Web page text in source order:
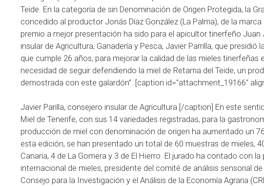
Teide. En la categoría de sin Denominación de Origen Protegida, la
concedido al productor Jonás Díaz González (La Palma), de la
premio a mejor presentación ha sido para el apicultor tinerfeño Juan
insular de Agricultura, Ganadería y Pesca, Javier Parrilla, que
que cumple 26 años, para mejorar la calidad de las mieles tinerfeñas
necesidad de seguir defendiendo la miel de Retama del Teide, un
demostrada con este galardón”. [caption id="attachment_19166"
Javier Parilla, consejero insular de Agricultura.[/caption] En este
Miel de Tenerife, con sus 14 variedades registradas, para la
producción de miel con denominación de origen ha aumentado un
esta edición, se han presentado un total de 60 muestras de mieles,
Canaria, 4 de La Gomera y 3 de El Hierro. El jurado ha contado con
internacional de mieles, presidente del comité de análisis sensorial
Consejo para la Investigación y el Análisis de la Economía Agraria